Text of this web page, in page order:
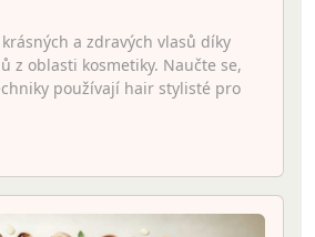
a zdravých vlasů díky
z oblasti kosmetiky. Naučte se,
používají hair stylisté pro